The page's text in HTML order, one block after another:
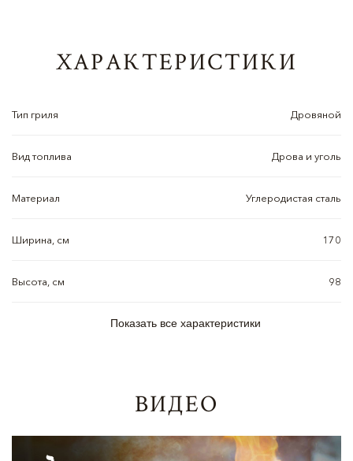
ХАРАКТЕРИСТИКИ
Тип гриля Дровяной
Вид топлива Дрова и уголь
Материал Углеродистая сталь
Ширина, см 170
Высота, см 98
Показать все характеристики
ВИДЕО